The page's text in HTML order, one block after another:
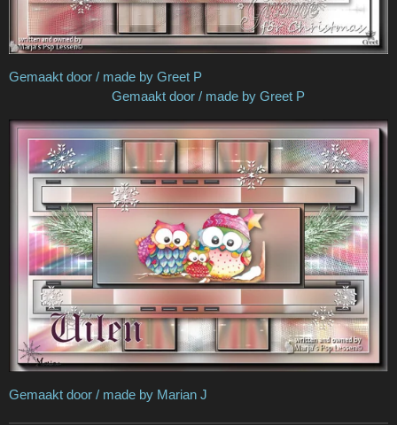
Gemaakt door / made by Greet P
Gemaakt door / made by Greet P
Gemaakt door / made by Marian J